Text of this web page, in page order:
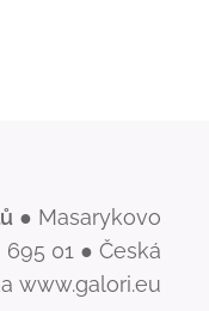
● Masarykovo
01 ● Česká
www.galori.eu